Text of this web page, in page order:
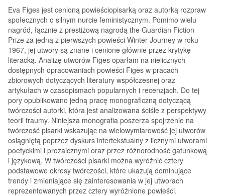
Eva Figes jest cenioną powieściopisarką oraz autorką rozpraw
społecznych o silnym nurcie feministycznym. Pomimo wielu
nagród, łącznie z prestiżową nagrodą the Guardian Fiction
Prize za jedną z pierwszych powieści Winter Journey w roku
1967, jej utwory są znane i cenione głównie przez krytykę
literacką. Analizę utworów Figes oparłam na nielicznych
dostępnych opracowaniach powieści Figes w pracach
zbiorowych dotyczących literatury współczesnej oraz
artykułach w czasopismach popularnych i recenzjach. Do tej
pory opublikowano jedną pracę monograficzną dotyczącą
twórczości autorki, która jest analizowana ściśle z perspektywy
teorii traumy. Niniejsza monografia poszerza spojrzenie na
twórczość pisarki wskazując na wielowymiarowość jej utworów
osiągniętą poprzez dyskurs intertekstualny z licznymi utworami
poetyckimi i prozaicznymi oraz przez różnorodność gatunkową
i językową. W twórczości pisarki można wyróżnić cztery
podstawowe okresy twórczości, które ukazują dominujące
trendy i zmieniające się zainteresowania w jej utworach
reprezentowanych przez cztery wyróżnione powieści.